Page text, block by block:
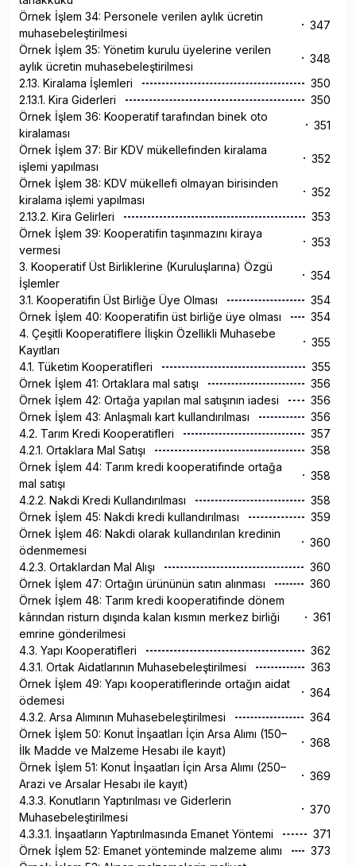
Örnek İşlem 34: Personele verilen aylık ücretin
muhasebeleştirilmesi
347
Örnek İşlem 35: Yönetim kurulu üyelerine verilen
aylık ücretin muhasebeleştirilmesi
348
2.13. Kiralama İşlemleri
350
2.13.1. Kira Giderleri
350
Örnek İşlem 36: Kooperatif tarafından binek oto
kiralaması
351
Örnek İşlem 37: Bir KDV mükellefinden kiralama
işlemi yapılması
352
Örnek İşlem 38: KDV mükellefi olmayan birisinden
kiralama işlemi yapılması
352
2.13.2. Kira Gelirleri
353
Örnek İşlem 39: Kooperatifin taşınmazını kiraya
vermesi
353
3. Kooperatif Üst Birliklerine (Kuruluşlarına) Özgü
İşlemler
354
3.1. Kooperatifin Üst Birliğe Üye Olması
354
Örnek İşlem 40: Kooperatifin üst birliğe üye olması
354
4. Çeşitli Kooperatiflere İlişkin Özellikli Muhasebe
Kayıtları
355
4.1. Tüketim Kooperatifleri
355
Örnek İşlem 41: Ortaklara mal satışı
356
Örnek İşlem 42: Ortağa yapılan mal satışının iadesi
356
Örnek İşlem 43: Anlaşmalı kart kullandırılması
356
4.2. Tarım Kredi Kooperatifleri
357
4.2.1. Ortaklara Mal Satışı
358
Örnek İşlem 44: Tarım kredi kooperatifinde ortağa
mal satışı
358
4.2.2. Nakdi Kredi Kullandırılması
358
Örnek İşlem 45: Nakdi kredi kullandırılması
359
Örnek İşlem 46: Nakdi olarak kullandırılan kredinin
ödenmemesi
360
4.2.3. Ortaklardan Mal Alışı
360
Örnek İşlem 47: Ortağın ürününün satın alınması
360
Örnek İşlem 48: Tarım kredi kooperatifinde dönem
kârından risturn dışında kalan kısmın merkez birliği
emrine gönderilmesi
361
4.3. Yapı Kooperatifleri
362
4.3.1. Ortak Aidatlarının Muhasebeleştirilmesi
363
Örnek İşlem 49: Yapı kooperatiflerinde ortağın aidat
ödemesi
364
4.3.2. Arsa Alımının Muhasebeleştirilmesi
364
Örnek İşlem 50: Konut İnşaatları İçin Arsa Alımı (150–
İlk Madde ve Malzeme Hesabı ile kayıt)
368
Örnek İşlem 51: Konut İnşaatları İçin Arsa Alımı (250–
Arazi ve Arsalar Hesabı ile kayıt)
369
4.3.3. Konutların Yaptırılması ve Giderlerin
Muhasebeleştirilmesi
370
4.3.3.1. İnşaatların Yaptırılmasında Emanet Yöntemi
371
Örnek İşlem 52: Emanet yönteminde malzeme alımı
373